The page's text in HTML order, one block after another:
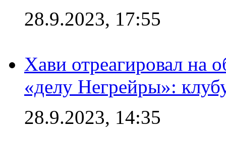
28.9.2023, 17:55
Хави отреагировал на
«делу Негрейры»:
28.9.2023, 14:35